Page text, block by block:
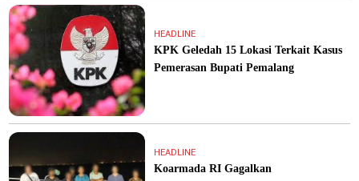
HEADLINE
KPK Geledah 15 Lokasi Terkait Kasus
Pemerasan Bupati Pemalang
HEADLINE
Koarmada RI Gagalkan